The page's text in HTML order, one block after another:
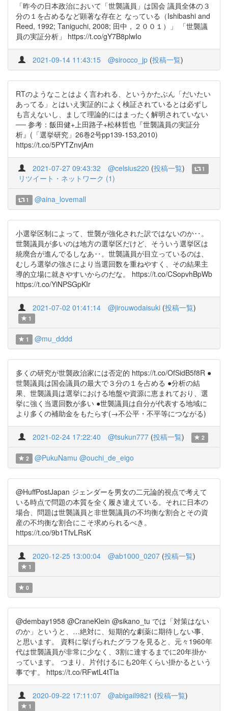
「昨今の日本政治において「世襲議員」は国会 議員全体の３
分の１を占めるなど顕著な存在と なっている（Ishibashi and
Reed, 1992; Taniguchi, 2008; 田中，２００１）」 「世襲議
員の実証分析」 https://t.co/gY7B8plwIo
2021-09-14 11:43:15 @sirocco_jp (投稿一覧)
RTのようなことはよく言われる、というかたぶん「だいたい
あってる」とはいえ実証的によく検証されているとは必ずし
も言えないし、まして理論的にはまったく解明されていない
── 参考：飯田健+上田路子+松林哲也『世襲議員の実証分
析』(「選挙研究」26巻2号pp139-153,2010)
https://t.co/5PYTZnvjAm
2021-07-27 09:43:32 @celsius220 (投稿一覧) 1
リツイート・ネットワーク (1)
1 @aina_lovemall
小選挙区制によって、世襲が強化された訳ではないのか‥。
世襲議員が多いのは地方の選挙区だけど、そういう選挙区は
統廃合が進んでるしなあ‥。世襲議員が目立っているのは、
むしろ選挙の強さにより当選回数を重ねやすく、その結果主
導的立場に就きやすいからのだな。 https://t.co/CSopvhBpWb
https://t.co/YiNPSGpKIr
2021-07-02 01:41:14 @jirouwodaisuki (投稿一覧)
1
1 @mu_dddd
多くの研究が世襲政治家には否定的 https://t.co/OfSidB5f8R ●
世襲議員は国会議員の最大で３分の１を占める ●分析の結
果、世襲議員は選挙における地盤や資源に恵まれており、選
挙に強く当選回数が多い ●世襲議員は自分が代表する地域に
より多くの補助金をもたらす(→不公平・不平等につながる)
2021-02-24 17:22:40 @tsukun777 (投稿一覧) 2
2 @PukuNamu @ouchi_de_eigo
@HuffPostJapan ジェンダーを男女の二元論的視点で考えて
いる時点で問題の本質を全く履き違えている。それに日本の
場合、問題は世襲議員と非世襲議員の不均衡な割合とその資
産の不均衡な割合にこそ求められるべき。
https://t.co/9b1TfvLRsK
2020-12-25 13:00:04 @ab1000_0207 (投稿一覧)
1
0
@dembay1958 @CraneKlein @sikano_tu では「対策はない
のか」というと、…絶対に、短期的な劇薬に期待しない事、
と思います。 資料に挙げられたグラフを見ると、元々1960年
代は世襲議員が非常に少なく、3割に達するまでに20年掛か
っています。 つまり、片付けるにも20年くらい掛かるという
事です。 https://t.co/RFwtL4tTla
2020-09-22 17:11:07 @abigail9821 (投稿一覧)
1